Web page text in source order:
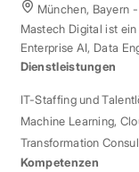
München, Bayern -
Mastech Digital ist
Enterprise AI, Data
London aus betreut.
Dienstleistungen
IT-Staffing und
Machine Learning,
Transformation
Kompetenzen